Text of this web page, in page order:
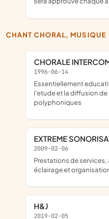
CHANT CHORAL, MUSIQUE
CHORALE
1996-06-14
essentiellement educatif et culturel, ses buts etant
l'etude et la diffusion
polyphoniques
EXTREME
2009-02-06
prestations de services, animation, sonorisation,
éclairage et
H&J
2019-02-05